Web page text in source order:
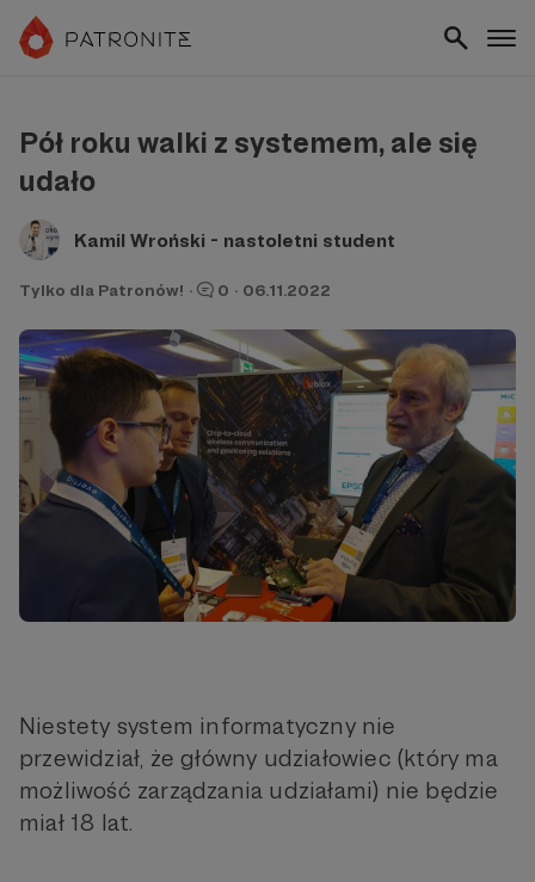
Pół roku walki z systemem, ale się
udało
Kamil Wroński - nastoletni student
Tylko dla Patronów! · 0 · 06.11.2022
Niestety system informatyczny nie
przewidział, że główny udziałowiec (który ma
możliwość zarządzania udziałami) nie będzie
miał 18 lat.